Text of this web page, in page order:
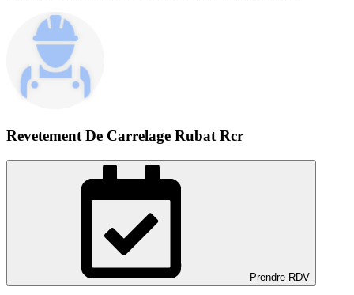
Revetement De Carrelage Rubat Rcr
Prendre RDV